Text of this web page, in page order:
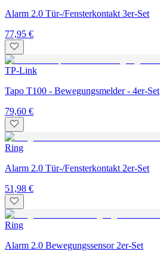
Alarm 2.0 Tür-/Fensterkontakt 3er-Set
77,95 €
TP-Link
Tapo T100 - Bewegungsmelder - 4er-Set
79,60 €
Ring
Alarm 2.0 Tür-/Fensterkontakt 2er-Set
51,98 €
Ring
Alarm 2.0 Bewegungssensor 2er-Set